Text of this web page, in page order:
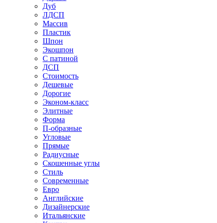
Дуб
ЛДСП
Массив
Пластик
Шпон
Экошпон
С патиной
ДСП
Стоимость
Дешевые
Дорогие
Эконом-класс
Элитные
Форма
П-образные
Угловые
Прямые
Радиусные
Скошенные углы
Стиль
Современные
Евро
Английские
Дизайнерские
Итальянские